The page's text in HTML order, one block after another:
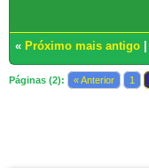
« Próximo mais antigo
Páginas (2): « Anterior 1